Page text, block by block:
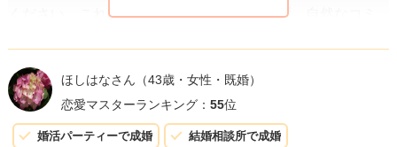
ください。これは彼にプレッシャーをかけず、自然なコミ
彼からの返事がなくても、あなた自身の価値や日々の生活
を大切にしてください。それが、どんな状況においても幸
ほしはなさん （43歳・女性・既婚）
恋愛マスターランキング： 55位
婚活パーティーで成婚 結婚相談所で成婚